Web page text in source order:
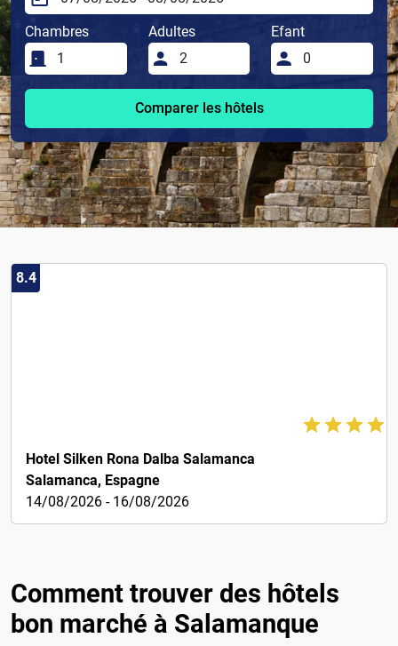
Chambres Adultes Efant
Comparer les hôtels
8.4
Hotel Silken Rona Dalba Salamanca
Salamanca, Espagne
14/08/2026 - 16/08/2026
Comment trouver des hôtels
bon marché à Salamanque